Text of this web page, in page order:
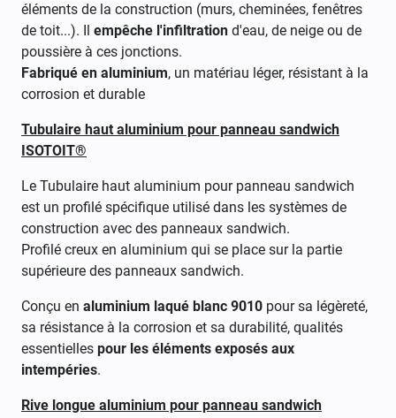
éléments de la construction (murs, cheminées, fenêtres
de toit...). Il empêche l'infiltration d'eau, de neige ou de
poussière à ces jonctions.
Fabriqué en aluminium, un matériau léger, résistant à la
corrosion et durable
Tubulaire haut aluminium pour panneau sandwich
ISOTOIT®
Le Tubulaire haut aluminium pour panneau sandwich
est un profilé spécifique utilisé dans les systèmes de
construction avec des panneaux sandwich.
Profilé creux en aluminium qui se place sur la partie
supérieure des panneaux sandwich.
Conçu en aluminium laqué blanc 9010 pour sa légèreté,
sa résistance à la corrosion et sa durabilité, qualités
essentielles pour les éléments exposés aux
intempéries.
Rive longue aluminium pour panneau sandwich